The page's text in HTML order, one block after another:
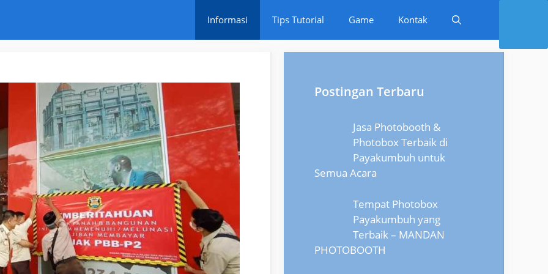
Informasi Tips Tutorial Game Kontak
Postingan Terbaru
Jasa Photobooth &
Photobox Terbaik di
Payakumbuh untuk
Semua Acara
Tempat Photobox
Payakumbuh yang
Terbaik – MANDAN
PHOTOBOOTH